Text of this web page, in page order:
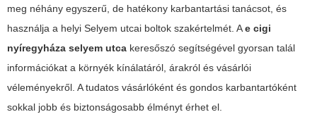
meg néhány egyszerű, de hatékony karbantartási tanácsot, és
használja a helyi Selyem utcai boltok szakértelmét. Ae cigi
nyíregyháza selyem utca keresőszó segítségével gyorsan talál
információkat a környék kínálatáról, árakról és vásárlói
véleményekről. A tudatos vásárlóként és gondos karbantartóként
sokkal jobb és biztonságosabb élményt érhet el.